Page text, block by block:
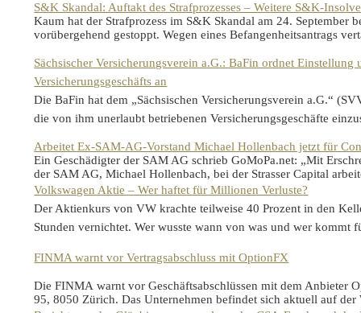
S&K Skandal: Auftakt des Strafprozesses – Weitere S&K-
Kaum hat der Strafprozess im S&K Skandal am 24. September
vorübergehend gestoppt. Wegen eines Befangenheitsantrags
Sächsischer Versicherungsverein a.G.: BaFin ordnet
Versicherungsgeschäfts an
Die BaFin hat dem „Sächsischen Versicherungsverein a.G.“
die von ihm unerlaubt betriebenen Versicherungsgeschäfte
Arbeitet Ex-SAM-AG-Vorstand Michael Hollenbach jetzt für
Ein Geschädigter der SAM AG schrieb GoMoPa.net: „Mit
der SAM AG, Michael Hollenbach, bei der Strasser Capital
Volkswagen Aktie – Wer haftet für Millionen Verluste?
Der Aktienkurs von VW krachte teilweise 40 Prozent in den
Stunden vernichtet. Wer wusste wann von was und wer kommt
FINMA warnt vor Vertragsabschluss mit OptionFX
Die FINMA warnt vor Geschäftsabschlüssen mit dem Anbieter
95, 8050 Zürich. Das Unternehmen befindet sich aktuell auf